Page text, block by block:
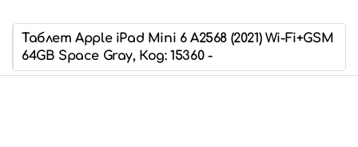
Таблет Apple iPad Mini 6 A2568 (2021) Wi-Fi+GSM
64GB Space Gray, Код: 15360 -